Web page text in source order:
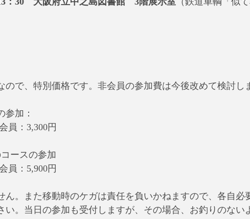
ので、特別価格です。非会員の参加費は今後改めて検討し
参加：
員：3,300円
ースの参加
員：5,900円
ん。また移動時のケガは責任を負いかねますので、各自必
い。当日の参加も受付しますが、その場合、お釣りのない